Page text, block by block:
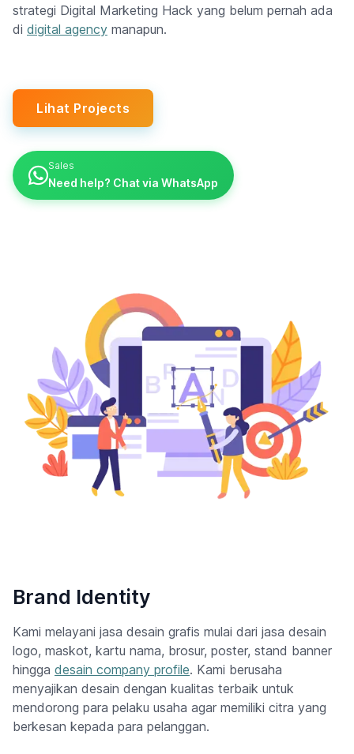
strategi Digital Marketing Hack yang belum pernah ada
di digital agency manapun.
Lihat Projects
Sales
Need help? Chat via WhatsApp
Brand Identity
Kami melayani jasa desain grafis mulai dari jasa desain
logo, maskot, kartu nama, brosur, poster, stand banner
hingga desain company profile. Kami berusaha
menyajikan desain dengan kualitas terbaik untuk
mendorong para pelaku usaha agar memiliki citra yang
berkesan kepada para pelanggan.